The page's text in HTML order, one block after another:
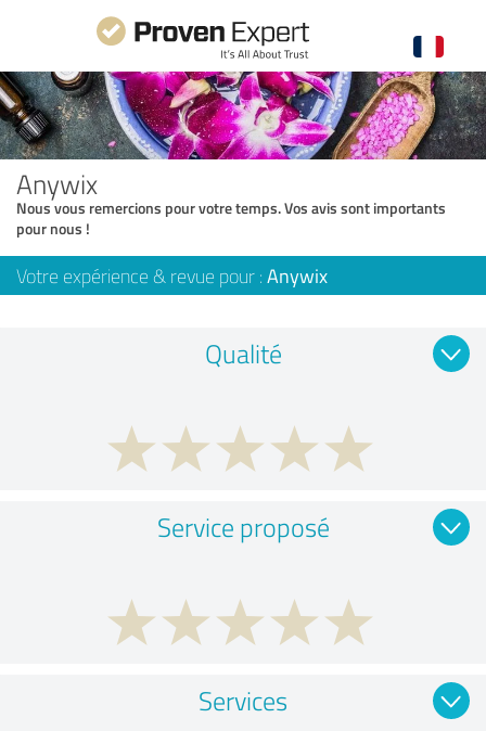
Anywix
Nous vous remercions pour votre temps. Vos avis sont importants
pour nous !
Votre expérience & revue pour : Anywix
Qualité
Service proposé
Services